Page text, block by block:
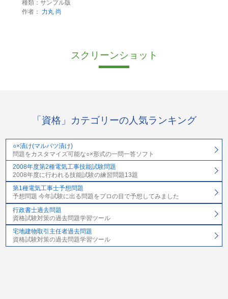
種類：サンプル版
作者：
力丸 尚
スクリーンショット
「資格」カテゴリーの人気ランキング
○×漬け(マルバツ漬け)
問題をカスタマイズ可能な○×形式の一問一答ソフト
2008年度第2種電気工事技能試験問題
2008年度に行われる技能試験の練習問題13題
第1種電気工事士予想問題
予想問題 今年試験に出る問題をプロの目で予想してみました
行政書士過去問題
資格試験対策の過去問題学習ツール
宅地建物取引主任者過去問題
資格試験対策の過去問題学習ツール